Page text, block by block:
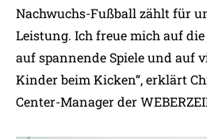
Nachwuchs-Fußball zählt für
Leistung. Ich freue mich auf
auf spannende Spiele und auf
Kinder beim Kicken“, erklärt
Center-Manager der